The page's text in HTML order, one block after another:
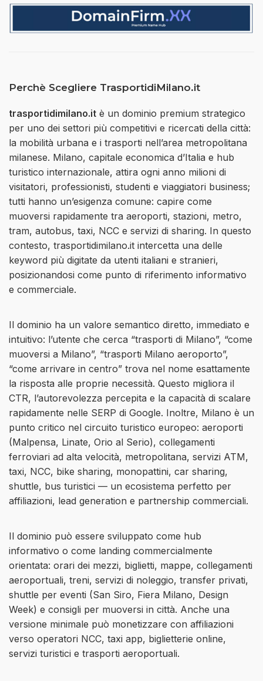
Perchè Scegliere TrasportidiMilano.it
trasportidimilano.it è un dominio premium strategico
per uno dei settori più competitivi e ricercati della città:
la mobilità urbana e i trasporti nell’area metropolitana
milanese. Milano, capitale economica d’Italia e hub
turistico internazionale, attira ogni anno milioni di
visitatori, professionisti, studenti e viaggiatori business;
tutti hanno un’esigenza comune: capire come
muoversi rapidamente tra aeroporti, stazioni, metro,
tram, autobus, taxi, NCC e servizi di sharing. In questo
contesto, trasportidimilano.it intercetta una delle
keyword più digitate da utenti italiani e stranieri,
posizionandosi come punto di riferimento informativo
e commerciale.
Il dominio ha un valore semantico diretto, immediato e
intuitivo: l’utente che cerca “trasporti di Milano”, “come
muoversi a Milano”, “trasporti Milano aeroporto”,
“come arrivare in centro” trova nel nome esattamente
la risposta alle proprie necessità. Questo migliora il
CTR, l’autorevolezza percepita e la capacità di scalare
rapidamente nelle SERP di Google. Inoltre, Milano è un
punto critico nel circuito turistico europeo: aeroporti
(Malpensa, Linate, Orio al Serio), collegamenti
ferroviari ad alta velocità, metropolitana, servizi ATM,
taxi, NCC, bike sharing, monopattini, car sharing,
shuttle, bus turistici — un ecosistema perfetto per
affiliazioni, lead generation e partnership commerciali.
Il dominio può essere sviluppato come hub
informativo o come landing commercialmente
orientata: orari dei mezzi, biglietti, mappe, collegamenti
aeroportuali, treni, servizi di noleggio, transfer privati,
shuttle per eventi (San Siro, Fiera Milano, Design
Week) e consigli per muoversi in città. Anche una
versione minimale può monetizzare con affiliazioni
verso operatori NCC, taxi app, biglietterie online,
servizi turistici e trasporti aeroportuali.